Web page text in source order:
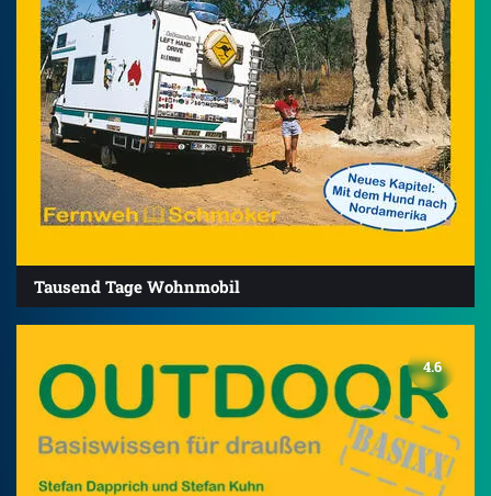
Tausend Tage Wohnmobil
4.6